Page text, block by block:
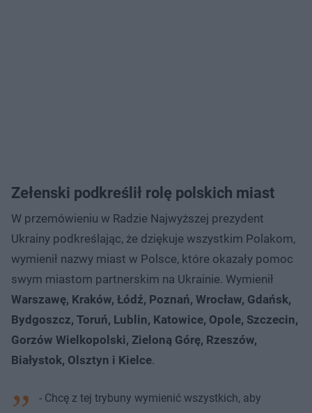
Zełenski podkreślił rolę polskich miast
W przemówieniu w Radzie Najwyższej prezydent
Ukrainy podkreślając, że dziękuje wszystkim Polakom,
wymienił nazwy miast w Polsce, które okazały pomoc
swym miastom partnerskim na Ukrainie. Wymienił
Warszawę, Kraków, Łódź, Poznań, Wrocław, Gdańsk,
Bydgoszcz, Toruń, Lublin, Katowice, Opole, Szczecin,
Gorzów Wielkopolski, Zieloną Górę, Rzeszów,
Białystok, Olsztyn i Kielce.
- Chcę z tej trybuny wymienić wszystkich, aby